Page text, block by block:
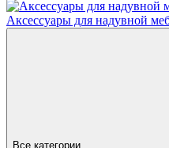
Аксессуары для надувной
Все категории